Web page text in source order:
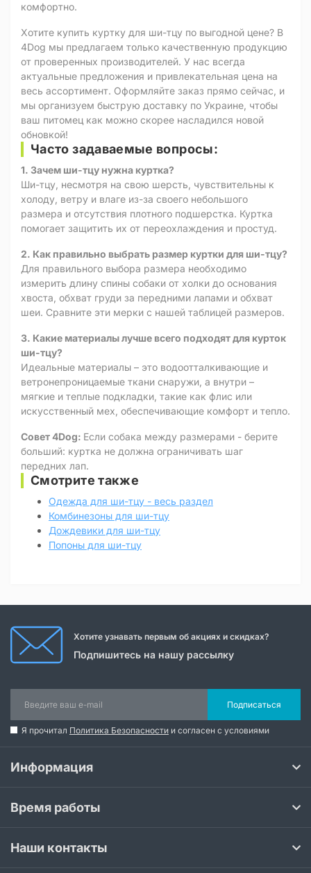
комфортно.
Хотите купить куртку для ши-тцу по выгодной цене? В
4Dog мы предлагаем только качественную продукцию
от проверенных производителей. У нас всегда
актуальные предложения и привлекательная цена на
весь ассортимент. Оформляйте заказ прямо сейчас, и
мы организуем быструю доставку по Украине, чтобы
ваш питомец как можно скорее насладился новой
обновкой!
Часто задаваемые вопросы:
1. Зачем ши-тцу нужна куртка?
Ши-тцу, несмотря на свою шерсть, чувствительны к
холоду, ветру и влаге из-за своего небольшого
размера и отсутствия плотного подшерстка. Куртка
помогает защитить их от переохлаждения и простуд.
2. Как правильно выбрать размер куртки для ши-тцу?
Для правильного выбора размера необходимо
измерить длину спины собаки от холки до основания
хвоста, обхват груди за передними лапами и обхват
шеи. Сравните эти мерки с нашей таблицей размеров.
3. Какие материалы лучше всего подходят для курток
ши-тцу?
Идеальные материалы – это водоотталкивающие и
ветронепроницаемые ткани снаружи, а внутри –
мягкие и теплые подкладки, такие как флис или
искусственный мех, обеспечивающие комфорт и тепло.
Совет 4Dog: Если собака между размерами - берите
больший: куртка не должна ограничивать шаг
передних лап.
Смотрите также
Одежда для ши-тцу - весь раздел
Комбинезоны для ши-тцу
Дождевики для ши-тцу
Попоны для ши-тцу
Хотите узнавать первым об акциях и скидках?
Подпишитесь на нашу рассылку
Подписаться
Я прочитал Политика Безопасности и согласен с условиями
Информация
Время работы
Наши контакты